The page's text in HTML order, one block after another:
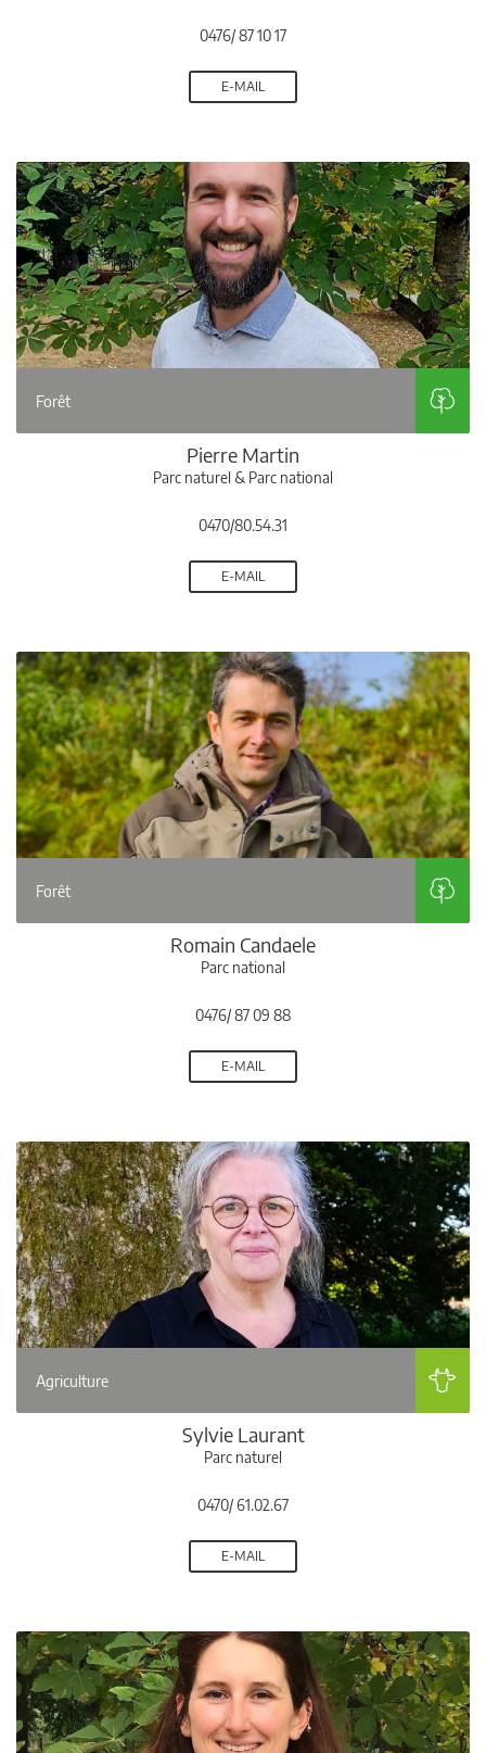
0476/ 87 10 17
E-MAIL
Forêt
Pierre Martin
Parc naturel & Parc national
0470/80.54.31
E-MAIL
Forêt
Romain Candaele
Parc national
0476/ 87 09 88
E-MAIL
Agriculture
Sylvie Laurant
Parc naturel
0470/ 61.02.67
E-MAIL